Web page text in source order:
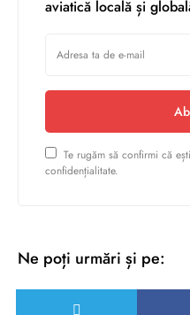
aviatică locală și
Te rugăm să confirmi că
confidențialitate.
Ne poți urmări și pe: